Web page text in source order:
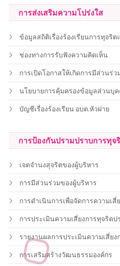
การส่งเสริมความโปร่งใส
ข้อมูลสถิติเรื่องร้องเรียนการทุจริ
ช่องทางการรับฟังความคิดเห็น
การเปิดโอกาสให้เกิดการมีส่วนร่ว
นโยบายการคุ้มครองข้อมูลส่วนบุค
บัญชีเรื่องร้องเรียน อบต.หัวฝาย
การป้องกันปรามปราบการทุจ
เจตจำนงสุจริตของผู้บริหาร
การมีส่วนร่วมของผู้บริหาร
การดำเนินการเพื่อจัดการความเสี่
การประเมินความเสี่ยงการทุจริตป
รายงานผลการประเมินความเสี่ยง
การเสริมสร้างวัฒนธรรมองค์กร